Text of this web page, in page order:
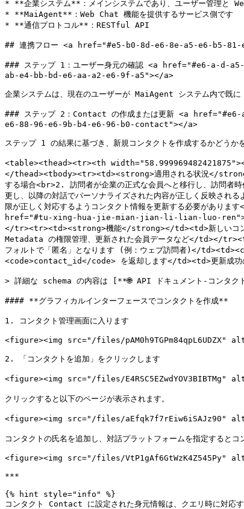
* **企業システム**：メインシステムであり、ユーザー管理と
* **MaiAgent**：Web Chat 機能を提供するサービス側です
* **通信プロトコル**：RESTful API
## 連携フロー <a href="#e5-b0-8d-e6-8e-a5-e6-b5-
### ステップ 1：ユーザー身元の確認 <a href="#e6-
ab-e4-bb-bd-e6-aa-a2-e6-9f-a5"></a>
企業システムは、現在のユーザーが MaiAgent システム内で既
### ステップ 2：Contact の作成または更新 <a
e6-88-96-e6-9b-b4-e6-96-b0-contact"></a>
ステップ 1 の結果に基づき、新規コンタクトを作成するかどうか
<table><thead><tr><th
</thead><tbody><tr><td><strong>適用される状況</
する場合<br>2. 訪問者が企業の正式な会員へと移行し、訪問者
更し、以降の対話でパーソナライズされた内容が正しく反映さ
限が正しく対応するようコンタクト情報を更新する必要が
href="#tu-xing-hua-jie-mian-jian-li-lian-luo-ren">グラフ
</tr><tr><td><strong>機能</strong></td><td>新しいコンタク
Metadata の権限管理、更新された会員データなど</td></
フォルトで「匿名」となります (例：ウェブ訪問者)</
<code>contact_id</code> を返却します</td><td>更新成
> 詳細な schema の内容は [**🌐 API ドキュメント-コ
#### **グラフィカルインターフェースでコンタクトを作成**
1. コンタクト管理画面に入ります
<figure><img src="/files/
2. 「コンタクトを追加」をクリックします
<figure><img src="/files/E4RSC5EZwdYOV3BIBTMg"
クリックすると以下のページが表示されます。
<figure><img src="/files/aEfqk7f7rEiw6iSAJz90"
コンタクトの氏名を追加し、対話プラットフォームを指定する
<figure><img src="/files/
***
{% hint style="info" %}
コンタクト Contact に設定された身元情報は、クエリ時に対